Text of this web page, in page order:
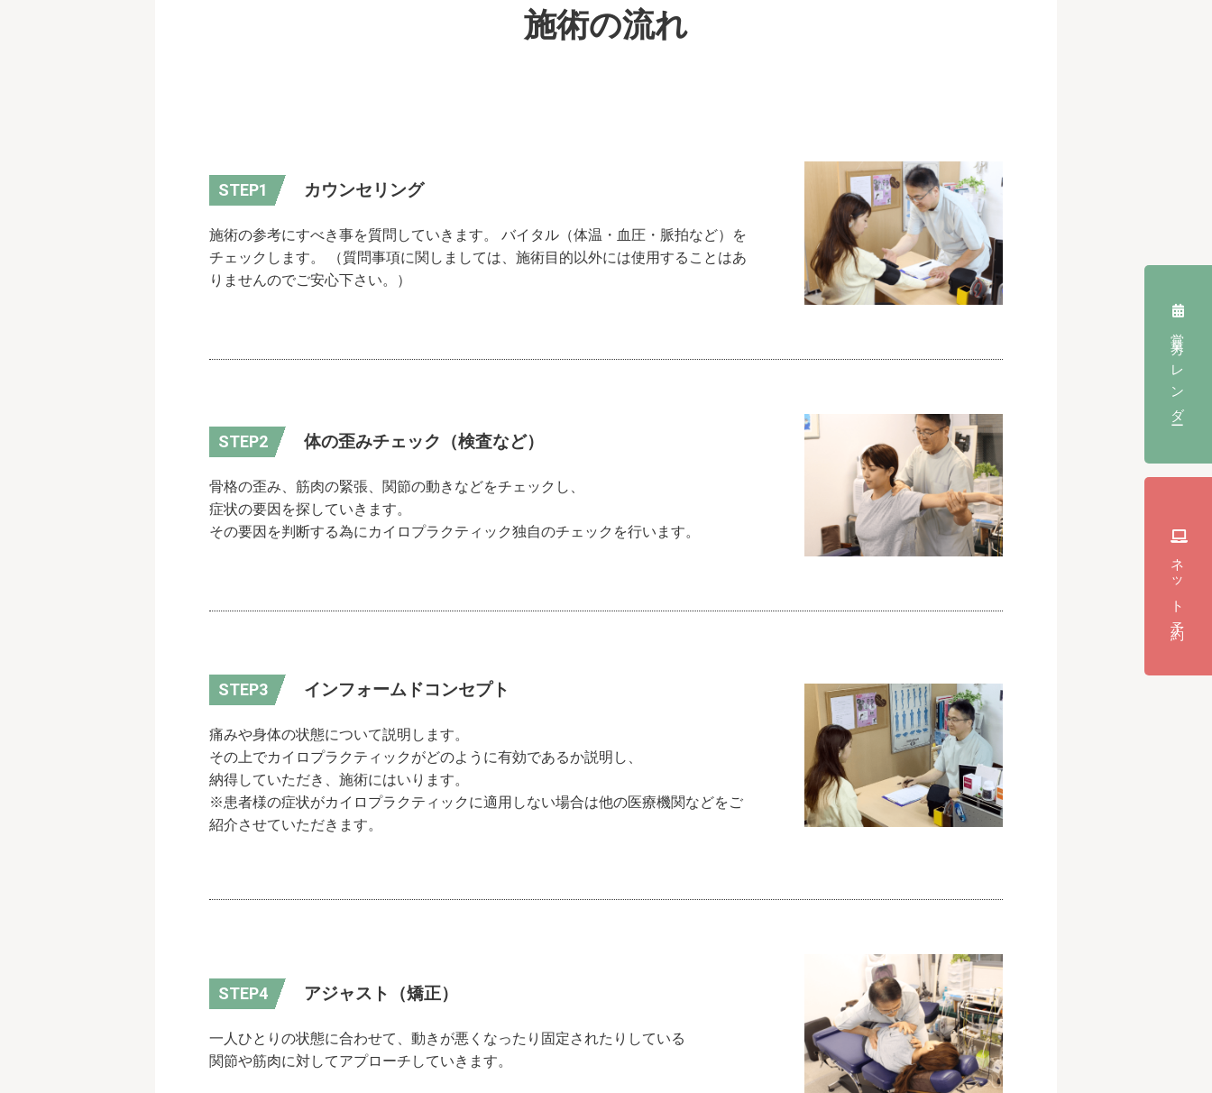
営業カレンダー
ネット予約
施術の流れ
カウンセリング
施術の参考にすべき事を質問していきます。 バイタル（体温・血圧・脈拍など）を
チェックします。 （質問事項に関しましては、施術目的以外には使用することはあ
りませんのでご安心下さい。）
体の歪みチェック（検査など）
骨格の歪み、筋肉の緊張、関節の動きなどをチェックし、
症状の要因を探していきます。
その要因を判断する為にカイロプラクティック独自のチェックを行います。
インフォームドコンセプト
痛みや身体の状態について説明します。
その上でカイロプラクティックがどのように有効であるか説明し、
納得していただき、施術にはいります。
※患者様の症状がカイロプラクティックに適用しない場合は他の医療機関などをご
紹介させていただきます。
アジャスト（矯正）
一人ひとりの状態に合わせて、動きが悪くなったり固定されたりしている
関節や筋肉に対してアプローチしていきます。